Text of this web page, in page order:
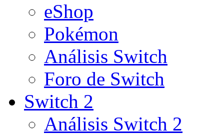
eShop
Pokémon
Análisis Switch
Foro de Switch
Switch 2
Análisis Switch 2